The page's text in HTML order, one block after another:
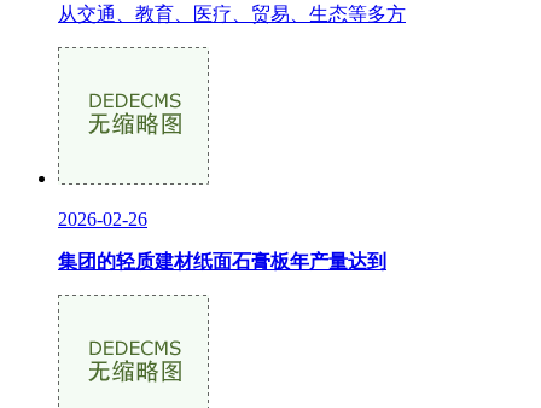
从交通、教育、医疗、贸易、生态等多方
2026-02-26
集团的轻质建材纸面石膏板年产量达到